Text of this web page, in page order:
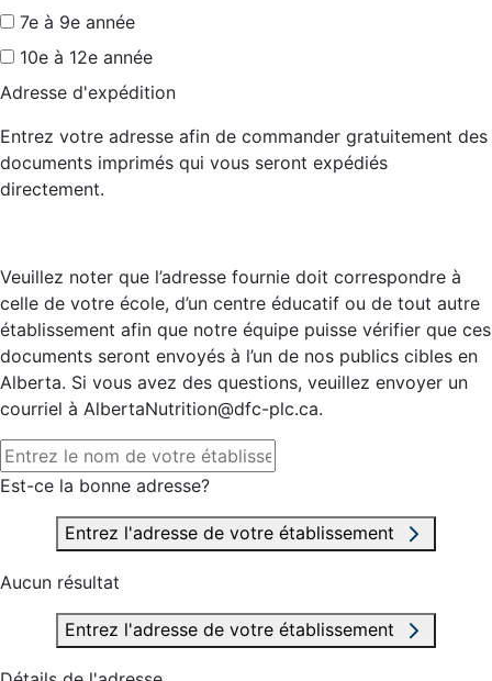
7e à 9e année
10e à 12e année
Adresse d'expédition
Entrez votre adresse afin de commander gratuitement des
documents imprimés qui vous seront expédiés
directement.
Veuillez noter que l’adresse fournie doit correspondre à
celle de votre école, d’un centre éducatif ou de tout autre
établissement afin que notre équipe puisse vérifier que ces
documents seront envoyés à l’un de nos publics cibles en
Alberta. Si vous avez des questions, veuillez envoyer un
courriel à AlbertaNutrition@dfc-plc.ca.
Est-ce la bonne adresse?
Entrez l'adresse de votre établissement
Aucun résultat
Entrez l'adresse de votre établissement